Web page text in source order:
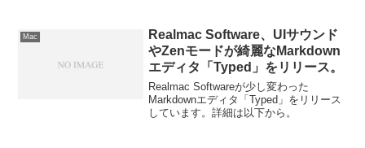
Mac
Realmac Software、UIサウンド
やZenモードが綺麗なMarkdown
エディタ「Typed」をリリース。
Realmac Softwareが少し変わった
Markdownエディタ「Typed」をリリース
しています。詳細は以下から。